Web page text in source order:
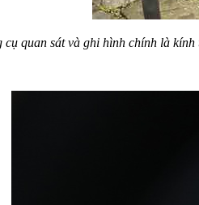
cụ quan sát và ghi hình chính là